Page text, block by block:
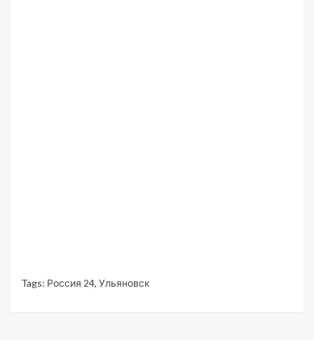
Tags: Россия 24, Ульяновск